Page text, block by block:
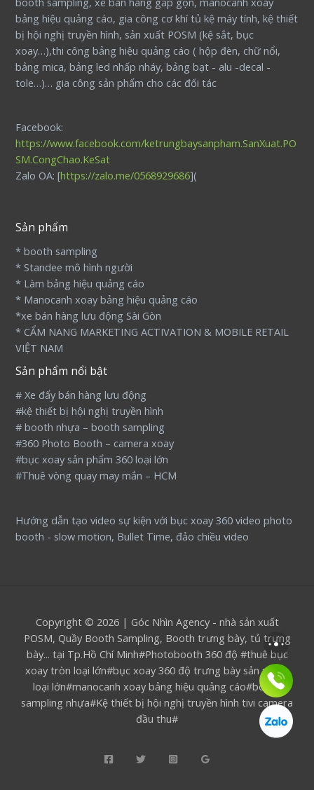
bảng hiệu quảng cáo, gia công cơ khí tủ kệ máy tính, kệ thiết
bị hội nghị truyền hình, sản xuất POSM (kệ sắt, bục
xoay…),thi công bảng hiệu quảng cáo ( hộp đèn, chữ nổi,
bảng mica, bảng led nhấp nháy, bảng bạt - alu -decal -
tole…)… gia công sản phẩm cho các đối tác
Facebook:
https://www.facebook.com/ketrungbaysanpham.SanXuat.PO
SM.CongChao.KeSat
Zalo OA: [https://zalo.me/0568929686](
Sản phẩm
* booth sampling
* Standee mô hình người
* Làm bảng hiệu quảng cáo
* Manocanh xoay bảng hiệu quảng cáo
*xe bán hàng lưu động Sài Gòn
* CẨM NANG MARKETING ACTIVATION & MOBILE RETAIL
VIỆT NAM
Sản phẩm nổi bật
# Xe đẩy bán hàng lưu động
#kệ thiết bị hội nghị truyền hình
# booth nhựa – booth sampling
#360 Photo Booth – camera xoay
#bục xoay sản phẩm 360 loại lớn
#Thuê vòng quay may mắn – HCM
Hướng dẫn tạo video sự kiện với bục xoay 360 video photo
booth - slow motion, Bullet Time, đảo chiều video
Copyright © 2026 | Góc Nhìn Agency - nhà sản xuất
POSM, Quầy Booth Sampling, Booth trưng bày, tủ trưng
bày... tại Tp.Hồ Chí Minh#Photobooth 360 độ #thuê bục
xoay tròn loại lớn#bục xoay 360 độ trưng bày sản phẩm
loại lớn#manocanh xoay bảng hiệu quảng cáo#booth
sampling nhựa#Kệ thiết bị hội nghị truyền hình tivi camera
đầu thu#